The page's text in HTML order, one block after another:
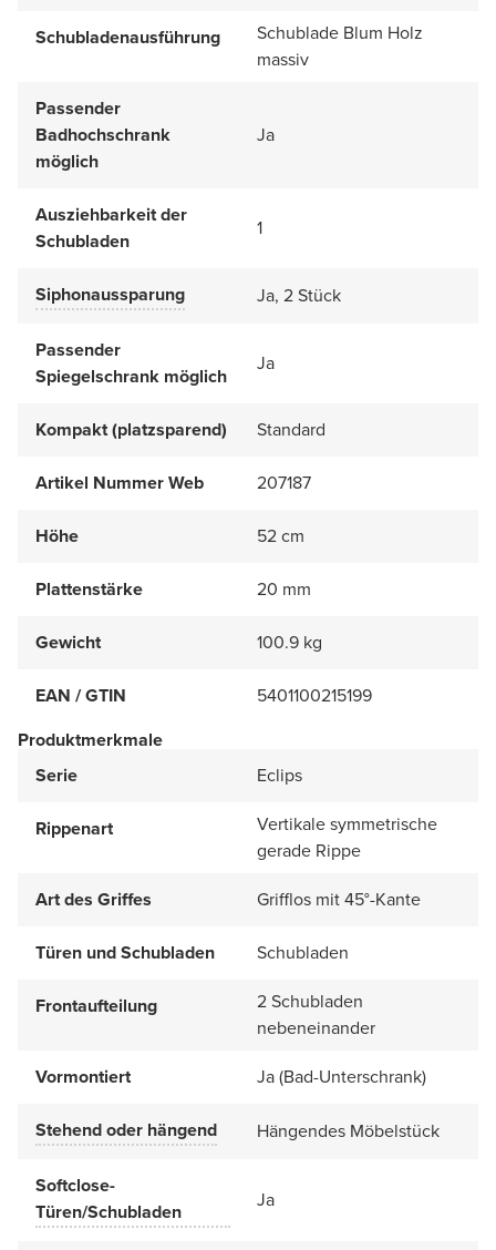
Schubladenausführung
Schublade Blum Holz
massiv
Passender
Badhochschrank
möglich
Ja
Ausziehbarkeit der
Schubladen
1
Siphonaussparung Ja, 2 Stück
Passender
Spiegelschrank möglich
Ja
Kompakt (platzsparend) Standard
Artikel Nummer Web 207187
Höhe 52 cm
Plattenstärke 20 mm
Gewicht 100.9 kg
EAN / GTIN
5401100215199
Produktmerkmale
Serie
Eclips
Rippenart
Vertikale symmetrische
gerade Rippe
Art des Griffes
Grifflos mit 45°-Kante
Türen und Schubladen Schubladen
Frontaufteilung
2 Schubladen
nebeneinander
Vormontiert
Ja (Bad-Unterschrank)
Stehend oder hängend Hängendes Möbelstück
Softclose-
Türen/Schubladen
Ja